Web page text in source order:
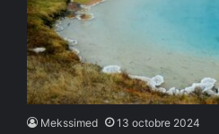
Mekssimed 13 octobre 2024